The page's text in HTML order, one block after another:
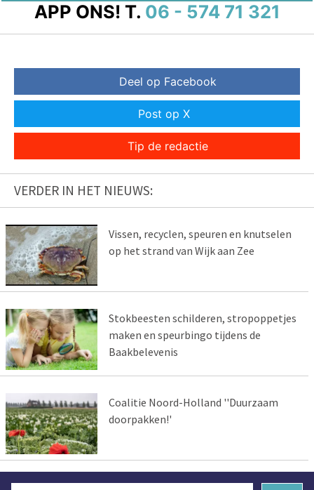
APP ONS! T. 06 - 574 71 321
Deel op Facebook
Post op X
Tip de redactie
VERDER IN HET NIEUWS:
Vissen, recyclen, speuren en knutselen
op het strand van Wijk aan Zee
Stokbeesten schilderen, stropoppetjes
maken en speurbingo tijdens de
Baakbelevenis
Coalitie Noord-Holland ''Duurzaam
doorpakken!'